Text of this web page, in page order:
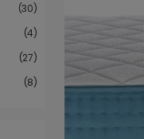
30
4
27
8